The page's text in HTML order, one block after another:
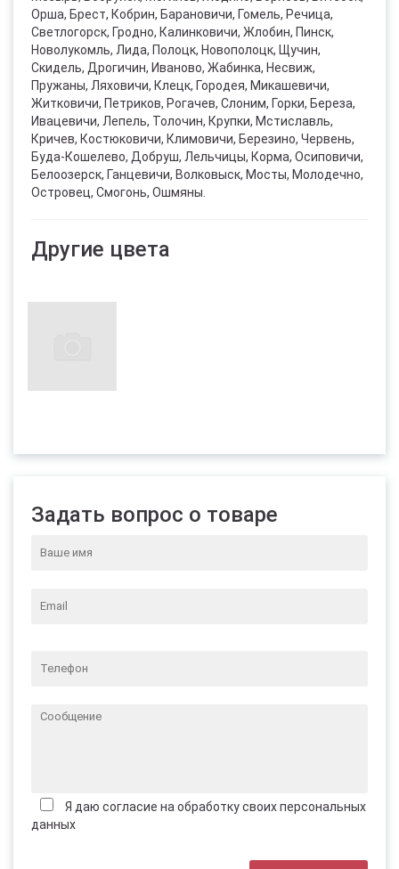
Орша, Брест, Кобрин, Барановичи, Гомель, Речица,
Светлогорск, Гродно, Калинковичи, Жлобин, Пинск,
Новолукомль, Лида, Полоцк, Новополоцк, Щучин,
Скидель, Дрогичин, Иваново, Жабинка, Несвиж,
Пружаны, Ляховичи, Клецк, Городея, Микашевичи,
Житковичи, Петриков, Рогачев, Слоним, Горки, Береза,
Ивацевичи, Лепель, Толочин, Крупки, Мстиславль,
Кричев, Костюковичи, Климовичи, Березино, Червень,
Буда-Кошелево, Добруш, Лельчицы, Корма, Осиповичи,
Белоозерск, Ганцевичи, Волковыск, Мосты, Молодечно,
Островец, Смогонь, Ошмяны.
Другие цвета
Задать вопрос о товаре
Я даю согласие на обработку своих персональных
данных